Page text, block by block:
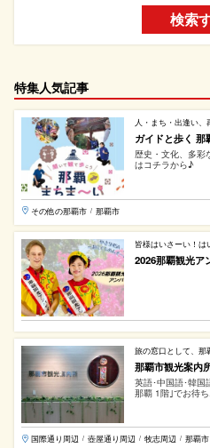
検索
特集人気記事
人・まち・出逢い、
ガイドと歩く 那
歴史・文化、多彩
はコチラから♪
その他の那覇市 / 那覇市
皆様はいさーい！
2026那覇観光ア
旅の窓口として、那
那覇市観光案内
英語･中国語･韓国
那覇 1階｣でお待
国際通り周辺 / 壺屋通り周辺 / 牧志周辺 / 那覇市